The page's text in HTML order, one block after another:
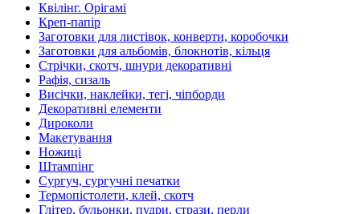
Квілінг. Орігамі
Креп-папір
Заготовки для листівок, конверти, коробочки
Заготовки для альбомів, блокнотів, кільця
Стрічки, скотч, шнури декоративні
Рафія, сизаль
Висічки, наклейки, тегі, чіпборди
Декоративні елементи
Дироколи
Макетування
Ножиці
Штампінг
Сургуч, сургучні печатки
Термопістолети, клей, скотч
Глітер, бульонки, пудри, стрази, перли